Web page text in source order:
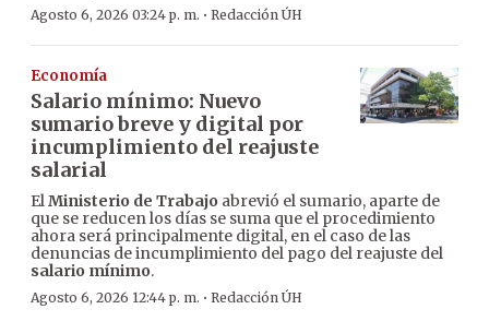
Agosto 6, 2026 03:24 p. m. · Redacción ÚH
Economía
Salario mínimo: Nuevo
sumario breve y digital por
incumplimiento del reajuste
salarial
ElMinisterio de Trabajo abrevió el sumario, aparte de
que se reducen los días se suma que el procedimiento
ahora será principalmente digital, en el caso de las
denuncias de incumplimiento del pago del reajuste del
salario mínimo.
Agosto 6, 2026 12:44 p. m. · Redacción ÚH